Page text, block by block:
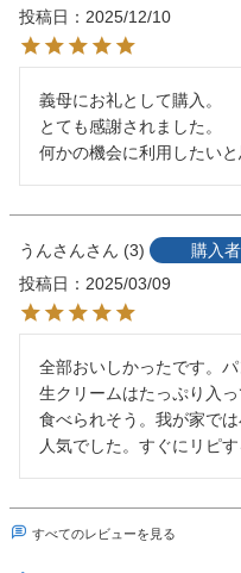
投稿日
2025/12/10
義母にお礼として購入。
とても感謝されました。
何かの機会に利用したいと
うんさん 3 購入者
投稿日
2025/03/09
全部おいしかったです。
生クリームはたっぷり入
食べられそう。我が家で
人気でした。すぐにリピす
すべてのレビューを見る